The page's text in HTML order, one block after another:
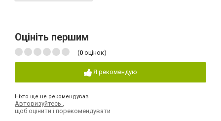
Оцініть першим
(0 оцінок)
Я рекомендую
Ніхто ще не рекомендував
Авторизуйтесь
щоб оцінити і порекомендувати